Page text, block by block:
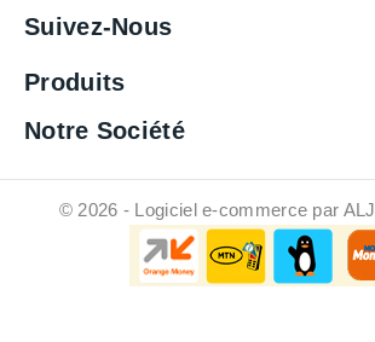
Suivez-Nous
Produits
Notre Société
© 2026 - Logiciel e-commerce par